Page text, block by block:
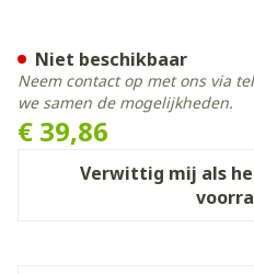
€ 39,86
Verwittig mij als
Niet beschikbaar
Neem contact op met ons via
we samen de mogelijkheden.